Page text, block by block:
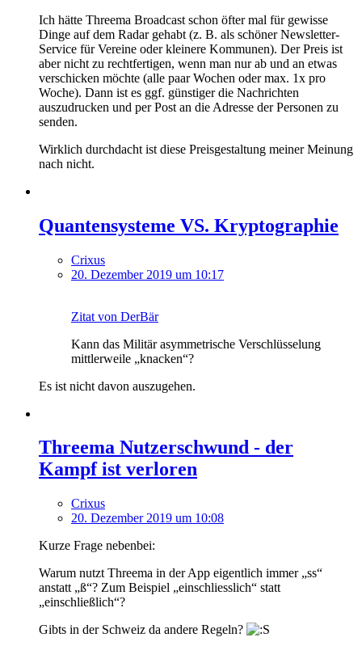
Ich hätte Threema Broadcast schon öfter mal für gewisse
Dinge auf dem Radar gehabt (z. B. als schöner Newsletter-
Service für Vereine oder kleinere Kommunen). Der Preis ist
aber nicht zu rechtfertigen, wenn man nur ab und an etwas
verschicken möchte (alle paar Wochen oder max. 1x pro
Woche). Dann ist es ggf. günstiger die Nachrichten
auszudrucken und per Post an die Adresse der Personen zu
senden.
Wirklich durchdacht ist diese Preisgestaltung meiner Meinung
nach nicht.
Quantensysteme VS. Kryptographie
Crixus
20. Dezember 2019 um 10:17
Zitat von DerBär
Kann das Militär asymmetrische Verschlüsselung
mittlerweile „knacken“?
Es ist nicht davon auszugehen.
Threema Nutzerschwund - der
Kampf ist verloren
Crixus
20. Dezember 2019 um 10:08
Kurze Frage nebenbei:
Warum nutzt Threema in der App eigentlich immer „ss“
anstatt „ß“? Zum Beispiel „einschliesslich“ statt
„einschließlich“?
Gibts in der Schweiz da andere Regeln?